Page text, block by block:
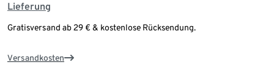
Lieferung
Gratisversand ab 29 € & kostenlose Rücksendung.
Versandkosten